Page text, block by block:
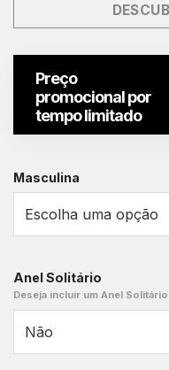
Preço
promocional por
tempo limitado
Masculina
Anel Solitário
Deseja incluir um Anel